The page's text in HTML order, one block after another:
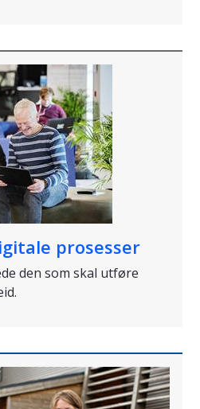
prosesser
den som skal utføre